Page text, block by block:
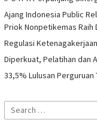
Ajang Indonesia Public
Priok Nonpetikemas Raih
Regulasi
Diperkuat, Pelatihan dan
33,5% Lulusan
Search
for: